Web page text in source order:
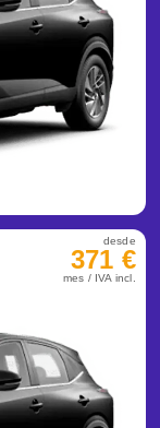
desde
371 €
mes / IVA incl.